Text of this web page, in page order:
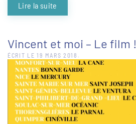
Lire la suite
Vincent et moi – Le film !
ÉCRIT LE19 MARS 2018 .